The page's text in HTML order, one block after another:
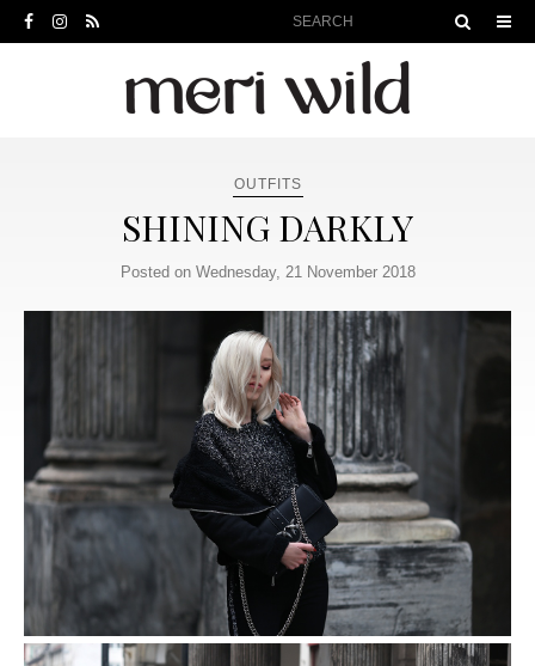
OUTFITS
SHINING DARKLY
Posted on Wednesday, 21 November 2018